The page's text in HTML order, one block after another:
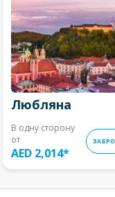
Любляна
В одну сторону
от
AED 2,014*